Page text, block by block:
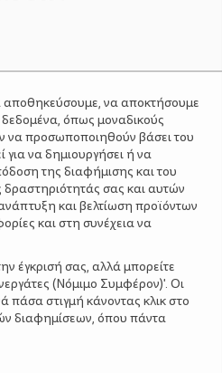
αποθηκεύσουμε, να αποκτήσουμε
όπως μοναδικούς
να προσωποποιηθούν βάσει του
να δημιουργήσει ή να
της διαφήμισης και του
σας και αυτών
και βελτίωση προϊόντων
και στη συνέχεια να
έγκρισή σας, αλλά μπορείτε
(Νόμιμο Συμφέρον)'. Οι
πάσα στιγμή κάνοντας κλικ στο
διαφημίσεων, όπου πάντα